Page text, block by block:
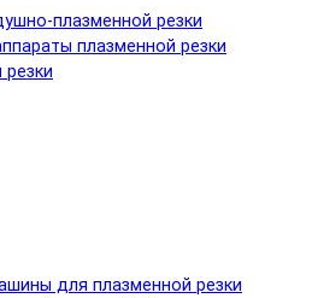
плазменной резки
плазменной резки
для плазменной резки